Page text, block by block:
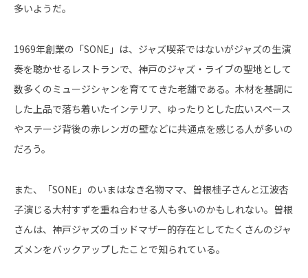
多いようだ。
1969年創業の「SONE」は、ジャズ喫茶ではないがジャズの生演
奏を聴かせるレストランで、神戸のジャズ・ライブの聖地として
数多くのミュージシャンを育ててきた老舗である。木材を基調に
した上品で落ち着いたインテリア、ゆったりとした広いスペース
やステージ背後の赤レンガの壁などに共通点を感じる人が多いの
だろう。
また、「SONE」のいまはなき名物ママ、曽根桂子さんと江波杏
子演じる大村すずを重ね合わせる人も多いのかもしれない。曽根
さんは、神戸ジャズのゴッドマザー的存在としてたくさんのジャ
ズメンをバックアップしたことで知られている。